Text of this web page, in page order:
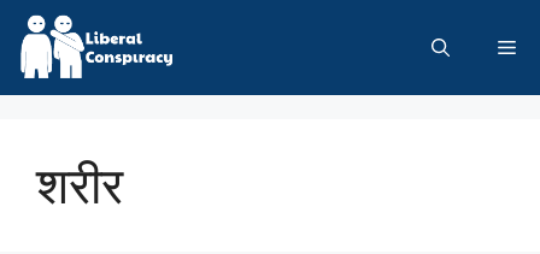
Skip
content
शरीर